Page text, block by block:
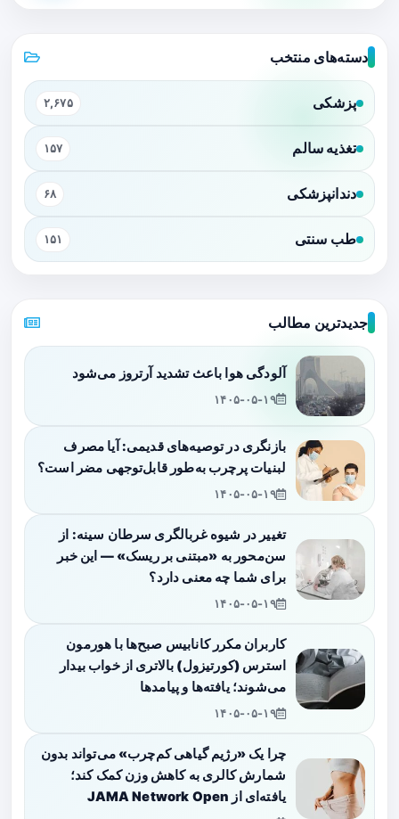
دسته‌های منتخب
پزشکی ۲,۶۷۵
تغذیه سالم ۱۵۷
دندانپزشکی ۶۸
طب سنتی ۱۵۱
جدیدترین مطالب
آلودگی هوا باعث تشدید آرتروز می‌شود
۱۴۰۵-۰۵-۱۹
بازنگری در توصیه‌های قدیمی: آیا مصرف
لبنیات پرچرب به‌طور قابل‌توجهی مضر است؟
۱۴۰۵-۰۵-۱۹
تغییر در شیوه غربالگری سرطان سینه: از
سن‌محور به «مبتنی بر ریسک» — این خبر
برای شما چه معنی دارد؟
۱۴۰۵-۰۵-۱۹
کاربران مکرر کانابیس صبح‌ها با هورمون
استرس (کورتیزول) بالاتری از خواب بیدار
می‌شوند؛ یافته‌ها و پیامدها
۱۴۰۵-۰۵-۱۹
چرا یک «رژیم گیاهی کم‌چرب» می‌تواند بدون
شمارش کالری به کاهش وزن کمک کند؛
یافته‌ای از JAMA Network Open